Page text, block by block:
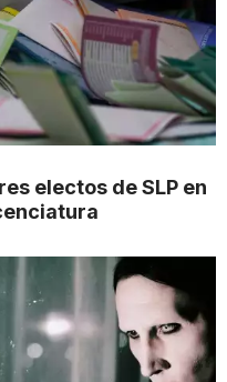
electos de SLP en